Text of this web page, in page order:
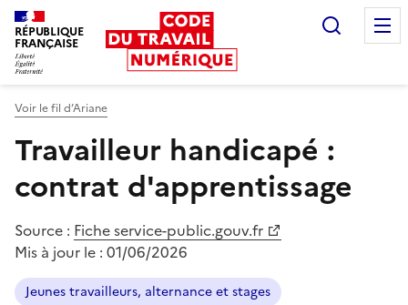
RÉPUBLIQUE
FRANÇAISE
Voir le fil d’Ariane
Travailleur handicapé :
contrat d'apprentissage
Source : Fiche service-public.gouv.fr
Mis à jour le : 01/06/2026
Jeunes travailleurs, alternance et stages